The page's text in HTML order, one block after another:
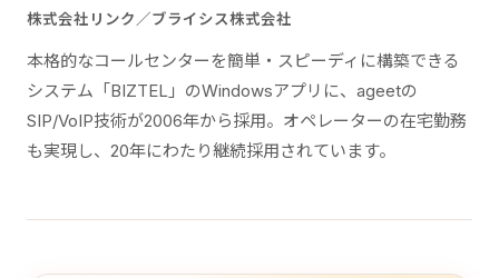
株式会社リンク／ブライシス株式会社
本格的なコールセンターを簡単・スピーディに構築できる
システム「BIZTEL」のWindowsアプリに、ageetの
SIP/VoIP技術が2006年から採用。オペレーターの在宅勤務
も実現し、20年にわたり継続採用されています。